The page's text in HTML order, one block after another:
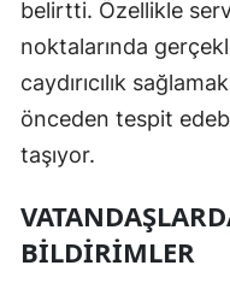
belirtti. Özellikle
noktalarında
caydırıcılık
önceden tespit
taşıyor.
BILDIRIMLER